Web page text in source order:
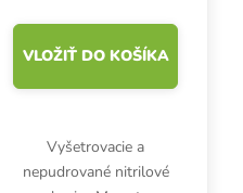
VLOŽIŤ DO KOŠÍKA
Vyšetrovacie a
nepudrované nitrilové